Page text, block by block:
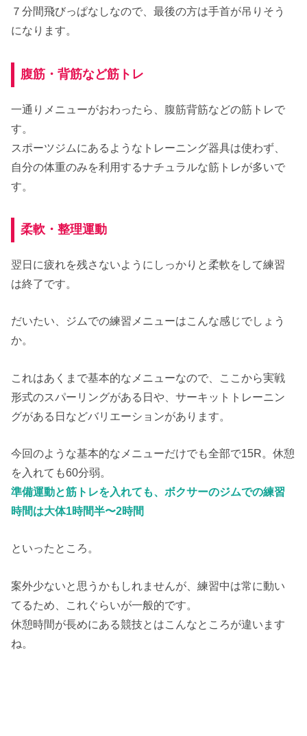
７分間飛びっぱなしなので、最後の方は手首が吊りそう
になります。
腹筋・背筋など筋トレ
一通りメニューがおわったら、腹筋背筋などの筋トレで
す。
スポーツジムにあるようなトレーニング器具は使わず、
自分の体重のみを利用するナチュラルな筋トレが多いで
す。
柔軟・整理運動
翌日に疲れを残さないようにしっかりと柔軟をして練習
は終了です。
だいたい、ジムでの練習メニューはこんな感じでしょう
か。
これはあくまで基本的なメニューなので、ここから実戦
形式のスパーリングがある日や、サーキットトレーニン
グがある日などバリエーションがあります。
今回のような基本的なメニューだけでも全部で15R。休憩
を入れても60分弱。
準備運動と筋トレを入れても、ボクサーのジムでの練習
時間は大体1時間半〜2時間
といったところ。
案外少ないと思うかもしれませんが、練習中は常に動い
てるため、これぐらいが一般的です。
休憩時間が長めにある競技とはこんなところが違います
ね。